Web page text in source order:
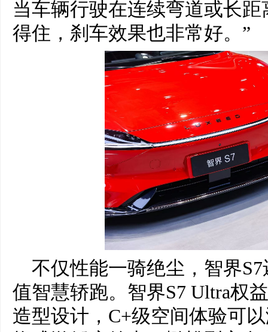
当车辆行驶在连续弯道或长
得住，刹车效果也非常好。”
不仅性能一骑绝尘，智界
值智慧轿跑。智界S7 Ultra权
造型设计，C+级空间体验可